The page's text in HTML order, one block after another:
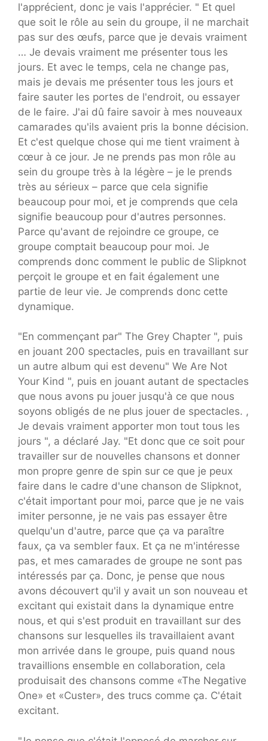
l'apprécient, donc je vais l'apprécier. " Et quel
que soit le rôle au sein du groupe, il ne marchait
pas sur des œufs, parce que je devais vraiment
… Je devais vraiment me présenter tous les
jours. Et avec le temps, cela ne change pas,
mais je devais me présenter tous les jours et
faire sauter les portes de l'endroit, ou essayer
de le faire. J'ai dû faire savoir à mes nouveaux
camarades qu'ils avaient pris la bonne décision.
Et c'est quelque chose qui me tient vraiment à
cœur à ce jour. Je ne prends pas mon rôle au
sein du groupe très à la légère – je le prends
très au sérieux – parce que cela signifie
beaucoup pour moi, et je comprends que cela
signifie beaucoup pour d'autres personnes.
Parce qu'avant de rejoindre ce groupe, ce
groupe comptait beaucoup pour moi. Je
comprends donc comment le public de Slipknot
perçoit le groupe et en fait également une
partie de leur vie. Je comprends donc cette
dynamique.
"En commençant par" The Grey Chapter ", puis
en jouant 200 spectacles, puis en travaillant sur
un autre album qui est devenu" We Are Not
Your Kind ", puis en jouant autant de spectacles
que nous avons pu jouer jusqu'à ce que nous
soyons obligés de ne plus jouer de spectacles. ,
Je devais vraiment apporter mon tout tous les
jours ", a déclaré Jay. "Et donc que ce soit pour
travailler sur de nouvelles chansons et donner
mon propre genre de spin sur ce que je peux
faire dans le cadre d'une chanson de Slipknot,
c'était important pour moi, parce que je ne vais
imiter personne, je ne vais pas essayer être
quelqu'un d'autre, parce que ça va paraître
faux, ça va sembler faux. Et ça ne m'intéresse
pas, et mes camarades de groupe ne sont pas
intéressés par ça. Donc, je pense que nous
avons découvert qu'il y avait un son nouveau et
excitant qui existait dans la dynamique entre
nous, et qui s'est produit en travaillant sur des
chansons sur lesquelles ils travaillaient avant
mon arrivée dans le groupe, puis quand nous
travaillions ensemble en collaboration, cela
produisait des chansons comme «The Negative
One» et «Custer», des trucs comme ça. C'était
excitant.